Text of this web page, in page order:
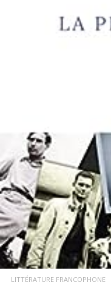
LITTÉRATURE FRANCOPHONE